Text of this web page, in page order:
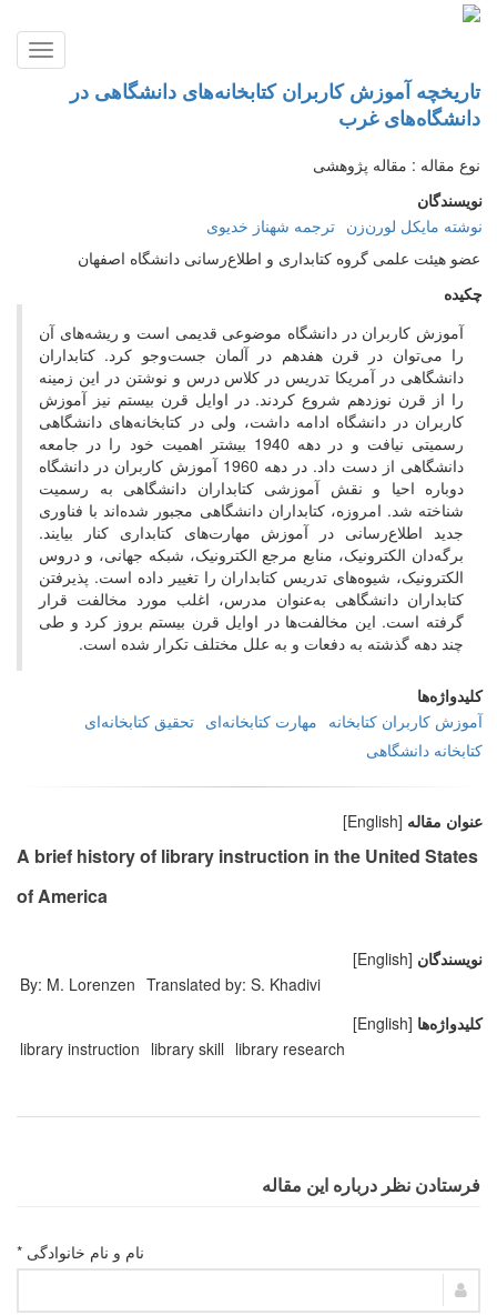
تاریخچه آموزش کاربران کتابخانه‌های دانشگاهی در
دانشگاه‌های غرب
نوع مقاله : مقاله پژوهشی
نویسندگان
نوشته مایکل لورن‌زن ترجمه شهناز خدیوی
عضو هیئت علمی گروه کتابداری و اطلاع‌رسانی دانشگاه اصفهان
چکیده
آموزش کاربران در دانشگاه موضوعی قدیمی است و ریشه‌های آن
را می‌توان در قرن هفدهم در آلمان جست‌وجو کرد. کتابداران
دانشگاهی در آمریکا تدریس در کلاس درس و نوشتن در این زمینه
را از قرن نوزدهم شروع کردند. در اوایل قرن بیستم نیز آموزش
کاربران در دانشگاه ادامه داشت، ولی در کتابخانه‌های دانشگاهی
رسمیتی نیافت و در دهه 1940 بیشتر اهمیت خود را در جامعه
دانشگاهی از دست داد. در دهه 1960 آموزش کاربران در دانشگاه
دوباره احیا و نقش آموزشی کتابداران دانشگاهی به رسمیت
شناخته شد. امروزه، کتابداران دانشگاهی مجبور شده‌اند با فناوری
جدید اطلاع‌رسانی در آموزش مهارت‌های کتابداری کنار بیایند.
برگه‌دان الکترونیک، منابع مرجع الکترونیک، شبکه جهانی، و دروس
الکترونیک، شیوه‌های تدریس کتابداران را تغییر داده است. پذیرفتن
کتابداران دانشگاهی به‌عنوان مدرس، اغلب مورد مخالفت قرار
گرفته است. این مخالفت‌ها در اوایل قرن بیستم بروز کرد و طی
چند دهه گذشته به دفعات و به علل مختلف تکرار شده است.
کلیدواژه‌ها
آموزش کاربران کتابخانه مهارت کتابخانه‌ای تحقیق کتابخانه‌ای
کتابخانه دانشگاهی
عنوان مقاله [English]
A brief history of library instruction in the United States
of America
نویسندگان [English]
By: M. Lorenzen Translated by: S. Khadivi
کلیدواژه‌ها [English]
library instruction library skill library research
فرستادن نظر درباره این مقاله
نام و نام خانوادگی *